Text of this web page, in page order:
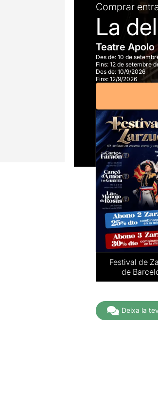
Comprar
La
Teatre Apolo
Des de: 10 de
Fins: 12 de setembre
Des de: 10/9/2026
Fins: 12/9/2026
Festival de
de
Deixa la